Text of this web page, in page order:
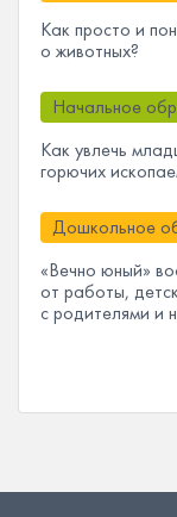
Как просто и
о животных?
Начальное
Как увлечь
горючих
Дошкольное
«Вечно юный»
от работы,
с родителями и